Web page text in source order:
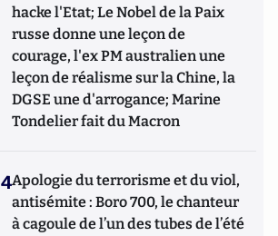
hacke l'Etat; Le Nobel de la Paix
russe donne une leçon de
courage, l'ex PM australien une
leçon de réalisme sur la Chine, la
DGSE une d'arrogance; Marine
Tondelier fait du Macron
4Apologie du terrorisme et du viol,
antisémite : Boro 700, le chanteur
à cagoule de l’un des tubes de l’été